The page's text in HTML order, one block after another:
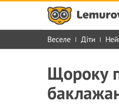
Веселе Діти
Щороку